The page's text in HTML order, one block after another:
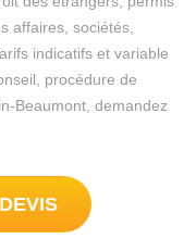
affaires, sociétés,
indicatifs et variable
procédure de
Beaumont, demandez